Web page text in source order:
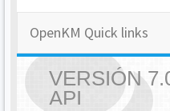
OpenKM Quick links
VERSIÓN
API